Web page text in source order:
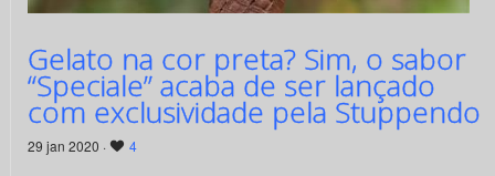
Gelato na cor preta? Sim, o sabor
“Speciale” acaba de ser lançado
com exclusividade pela Stuppendo
29 jan 2020 · 4